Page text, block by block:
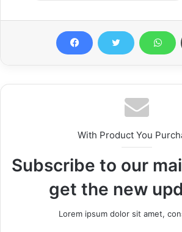
With Product You
Subscribe to our
get the new
Lorem ipsum dolor sit amet,